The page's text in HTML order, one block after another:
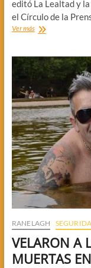
editó La Lealtad y
el Círculo de la
Ver másA
DE
LA
DE
JULIO
ORTEGA
RANELAGH
VELARON A
MUERTAS